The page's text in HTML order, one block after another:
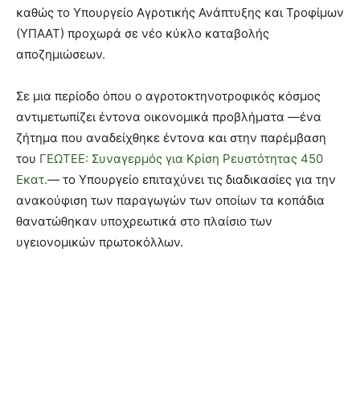
καθώς το Υπουργείο Αγροτικής Ανάπτυξης και Τροφίμων
(ΥΠΑΑΤ) προχωρά σε νέο κύκλο καταβολής
αποζημιώσεων.
Σε μια περίοδο όπου ο αγροτοκτηνοτροφικός κόσμος
αντιμετωπίζει έντονα οικονομικά προβλήματα —ένα
ζήτημα που αναδείχθηκε έντονα και στην παρέμβαση
του ΓΕΩΤΕΕ: Συναγερμός για Κρίση Ρευστότητας 450
Εκατ.— το Υπουργείο επιταχύνει τις διαδικασίες για την
ανακούφιση των παραγωγών των οποίων τα κοπάδια
θανατώθηκαν υποχρεωτικά στο πλαίσιο των
υγειονομικών πρωτοκόλλων.